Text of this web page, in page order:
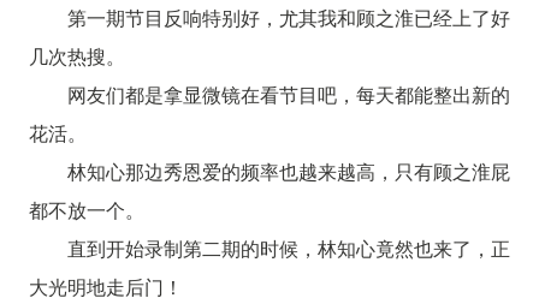
第一期节目反响特别好，尤其我和顾之淮已经上了好
几次热搜。
网友们都是拿显微镜在看节目吧，每天都能整出新的
花活。
林知心那边秀恩爱的频率也越来越高，只有顾之淮屁
都不放一个。
直到开始录制第二期的时候，林知心竟然也来了，正
大光明地走后门！